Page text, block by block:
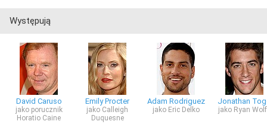
Występują
David Caruso
jako porucznik
Horatio Caine
Emily Procter
jako Calleigh
Duquesne
Adam Rodriguez
jako Eric Delko
Jonathan
jako Ryan